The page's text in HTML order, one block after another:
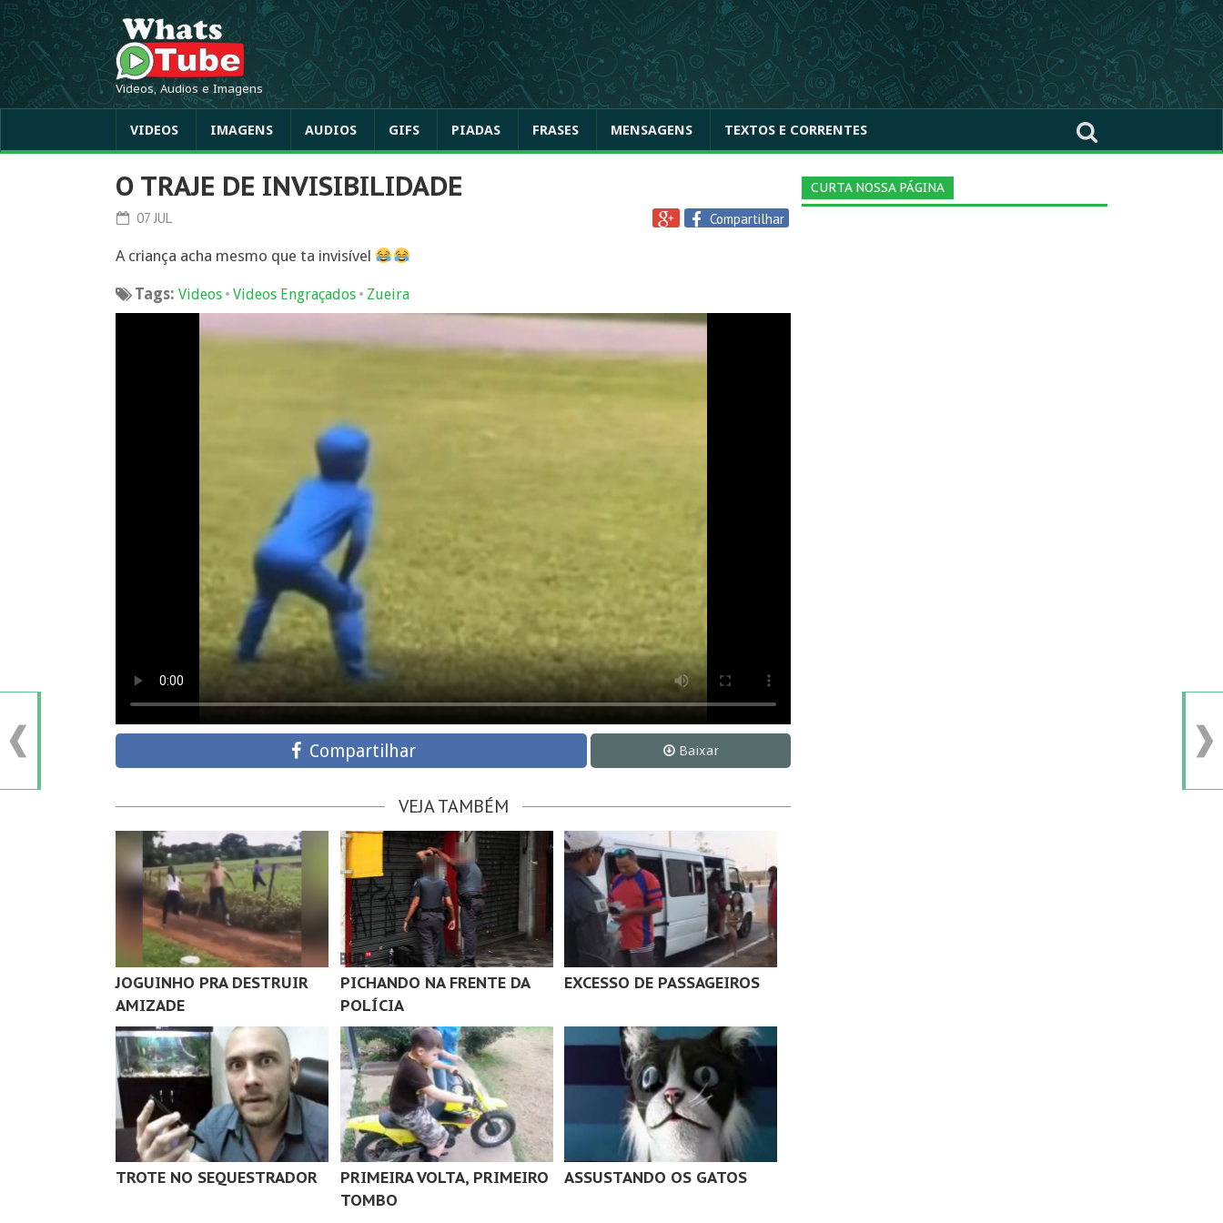
Videos, Audios e Imagens
VIDEOS IMAGENS AUDIOS GIFS PIADAS FRASES MENSAGENS TEXTOS E CORRENTES
O TRAJE DE INVISIBILIDADE
07 JUL Compartilhar
A criança acha mesmo que ta invisível
Tags: Videos • Videos Engraçados • Zueira
Compartilhar Baixar
VEJA TAMBÉM
JOGUINHO PRA DESTRUIR
AMIZADE
PICHANDO NA FRENTE DA
POLÍCIA
EXCESSO DE PASSAGEIROS
TROTE NO SEQUESTRADOR
PRIMEIRA VOLTA, PRIMEIRO
TOMBO
ASSUSTANDO OS GATOS
CURTA NOSSA PÁGINA